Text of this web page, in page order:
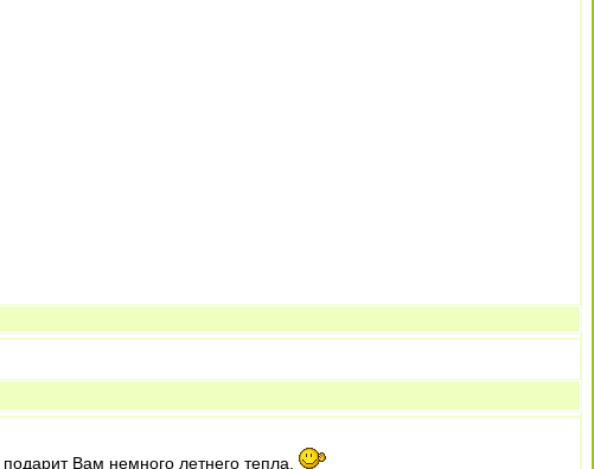
Вам немного летнего тепла.